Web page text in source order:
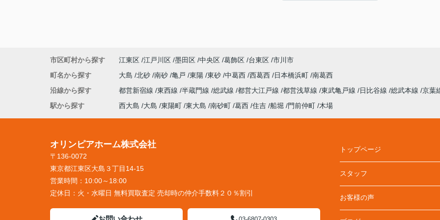
ことなく購入にこぎつけました。ありがとうご
市区町村から探す 江東区 江戸川区 墨田区 中央区 葛飾区 台東区 市川市
町名から探す
大島 北砂 南砂 亀戸 東陽 東砂 中葛西 西葛西 日本橋浜町 南葛西
沿線から探す
都営新宿線 東西線 半蔵門線 総武線 都営大江戸線 都営浅草線 東武亀戸線 日比谷線 総武本線 京葉
駅から探す
西大島 大島 東陽町 東大島 南砂町 葛西 住吉 船堀 門前仲町 木場
オリンピアホーム株式会社
〒136-0072
東京都江東区大島３丁目14-15
営業時間： 10:00～18:00
定休日： 火・水曜日 無料買取査定 売却時の仲介手数料２０％割引
トップページ
スタッフ
お客様の声